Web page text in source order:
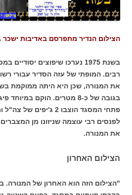
הצילום הנדיר מתפרסם באדיבות ישכר
בשנת 1975 נערכו שיפוצים
רבים. המופתי של עזה הסדיר עבורי
את המנורה, שכן היא היתה ממוקמת
פתחי המסגד הוצבו 2
לפנסים רבי עוצמה שניזונו מן
את המנורה.
הצילום האחרון